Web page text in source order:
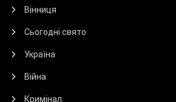
Вінниця
Сьогодні свято
Україна
Війна
Кримінал